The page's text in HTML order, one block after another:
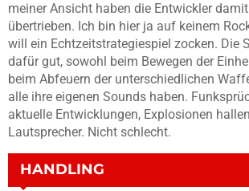
meiner Ansicht haben die Entwickler
übertrieben. Ich bin hier ja auf keinem
will ein Echtzeitstrategiespiel zocken. Die
dafür gut, sowohl beim Bewegen der
beim Abfeuern der unterschiedlichen
alle ihre eigenen Sounds haben.
aktuelle Entwicklungen, Explosionen
Lautsprecher. Nicht schlecht.
HANDLING